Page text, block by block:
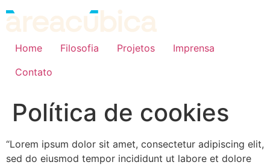
Home Filosofia Projetos
Imprensa
Contato
Política de cookies
“Lorem ipsum dolor sit amet, consectetur adipiscing elit,
sed do eiusmod tempor incididunt ut labore et dolore